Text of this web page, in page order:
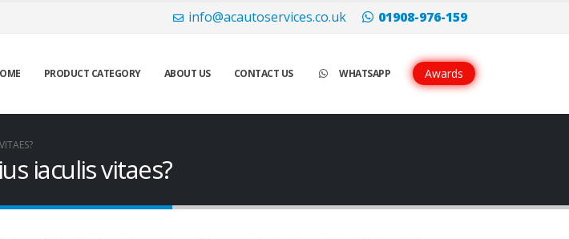
inossidabile (10.500 CHF), con opzioni di quadrante argentato o nero.replica rolexTutti i modelli hanno le
info@acautoservices.co.uk 01908-976-159
PRODUCT CATEGORY ABOUT US CONTACT US WHATSAPP Awards
iaculis vitaes?